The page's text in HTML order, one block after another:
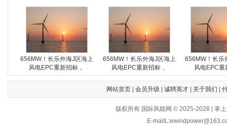
656MW！长乐外海J区海上
风电EPC重新招标，
656MW！长乐外海J区海上
风电EPC重新招标，
656MW！长乐
风电EPC重
网站首页| 会员升级 诚聘英才| 关于我们
版权所有 国际风能网 © 2025-2028 | 掌
E-